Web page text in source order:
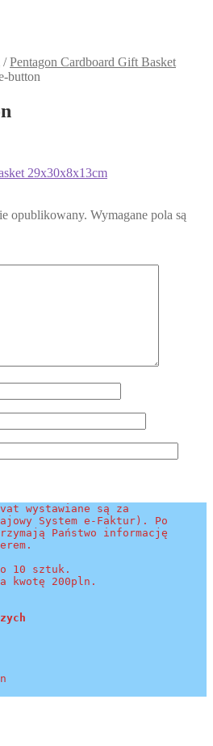
/Pentagon Cardboard Gift Basket
button
29x30x8x13cm
opublikowany. Wymagane pola są
wystawiane są za
System e-Faktur). Po
Państwo informację
10 sztuk.
kwotę 200pln.